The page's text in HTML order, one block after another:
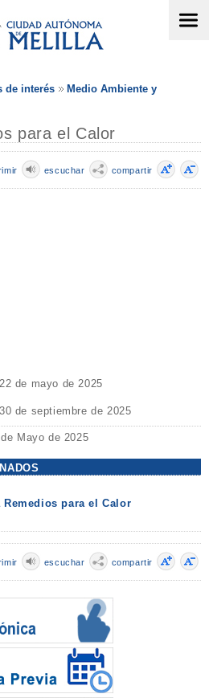
de interés
Medio Ambiente y
para el Calor
compartir
escuchar
22 de mayo de 2025
30 de septiembre de 2025
Mayo de 2025
Remedios para el Calor
compartir
escuchar